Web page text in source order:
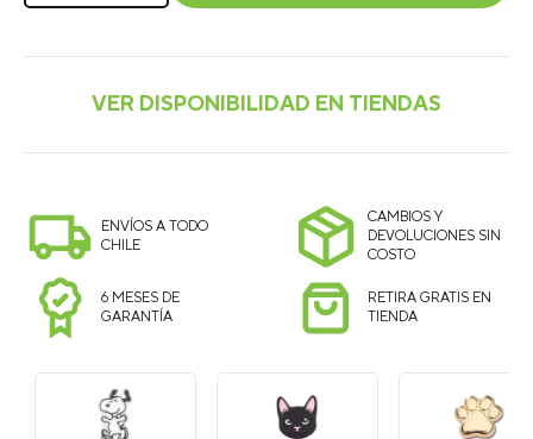
ENVÍOS A TODO
CHILE
CAMBIOS Y
DEVOLUCIONES SIN
COSTO
6 MESES DE
GARANTÍA
RETIRA GRATIS EN
TIENDA